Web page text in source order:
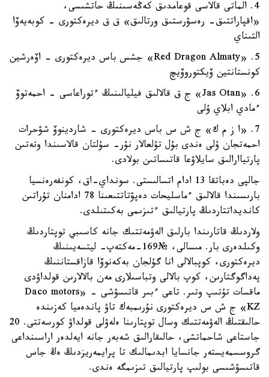
4. الماتى قالاسى قوعامدىق كەڭەسىنىڭ حاتشىسى،
«اقپاراتتىق- رەسۋرستىق ورتالىق» ق ق ديرەكتورى - كوبەيەۆا
التىناي
5. «Red Dragon Almaty» جشس باس ديرەكتورى - اۆەرشين
كونستانتين ۆيكتوروۆيچ
6. «Jas Otan» ج ق قالالىق فيليالىنىڭ ءتوراعاسى - احمەتوۆ
ءمادي ابلاي ۇلى
7. «ا ز م ك» ج ش س باس ديرەكتورى - شاردينوۆ شۋحرات
احمەتجان ۇلى ەندى بۇل تۇلعالار نۇر- سۇلتان قالاسىندا وتەتىن
پارتياارالىق سايلاۋعا قاتىساتىن بولادى.
جالپى دەباتقا 13 ادام اتسالىستى. سونداي-اق، كونفەرەنسيا
بارىسىندا قالالىق ءماسليحات دەپۋتاتتىعىنا 78 ادامنان تۇراتىن
كانديداتتاردىڭ پارتيالىق ءتىزىمى بەكىتىلدى.
ولاردىڭ قاتارىندا بارلىق الەۋمەتتىك جانە كاسىبي توپتاردىڭ
وكىلدەرى بار. مىسالى، №169-مەكتەپ- ليتسەيىنىڭ
ديرەكتورى، كوپبالالى انا گۇلجان بەكەنوۆا قازاقستاننىڭ
پەداگوگتارىن، كوپ بالالى وتباسىلارى مەن بالالارىن قولداۋدى
ماقسات تۇتىپ وتىر. تاعى ءبىر قاتىسۋشى - «Daco motors
KZ» ج ش س ديرەكتورى نۇرىمبەك تاۋ پاندەميا كەزىندە
حالىقتىڭ الەۋمەتتىك وسال توپتارىنا ەلەۋلى قولداۋ كورسەتتى. 20
جاستاعى شاحماتشى، حالىقارالىق شەبەر جانە ايەلدەر اراسىنداعى
گروسسمەيستەر جانسايا ابدىمالىك تا پرايمەريزدىڭ ەڭ جاس
قاتىسۋشىسى بولىپ پارتيالىق تىزىمگە ەندى.